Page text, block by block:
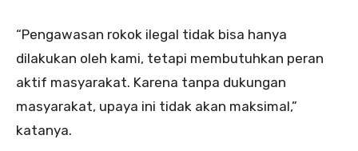
“Pengawasan rokok ilegal tidak bisa hanya
dilakukan oleh kami, tetapi membutuhkan peran
aktif masyarakat. Karena tanpa dukungan
masyarakat, upaya ini tidak akan maksimal,”
katanya.